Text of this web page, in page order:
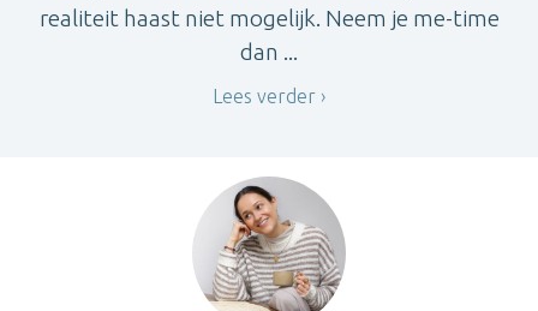
realiteit haast niet mogelijk. Neem je me-time
dan ...
Lees verder